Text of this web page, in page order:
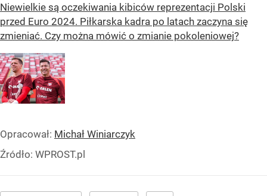
Niewielkie są oczekiwania kibiców reprezentacji Polski
przed Euro 2024. Piłkarska kadra po latach zaczyna się
zmieniać. Czy można mówić o zmianie pokoleniowej?
Opracował: Michał Winiarczyk
Źródło: WPROST.pl